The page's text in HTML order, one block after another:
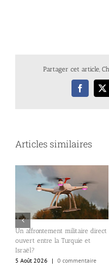
Partager cet article,
Facebook
X
Articles similaires
Un affrontement militaire direct
ouvert entre la Turquie et
Israël?
5 Août 2026
| 0 commentaire